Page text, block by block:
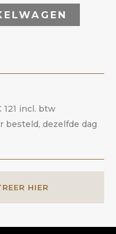
incl. btw
besteld, dezelfde dag
HIER